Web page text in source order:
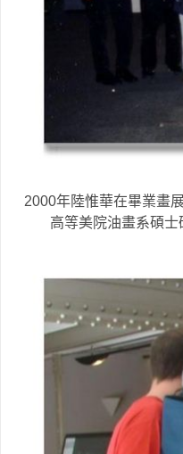
2000年陸惟華在畢業畫
高等美院油畫系碩